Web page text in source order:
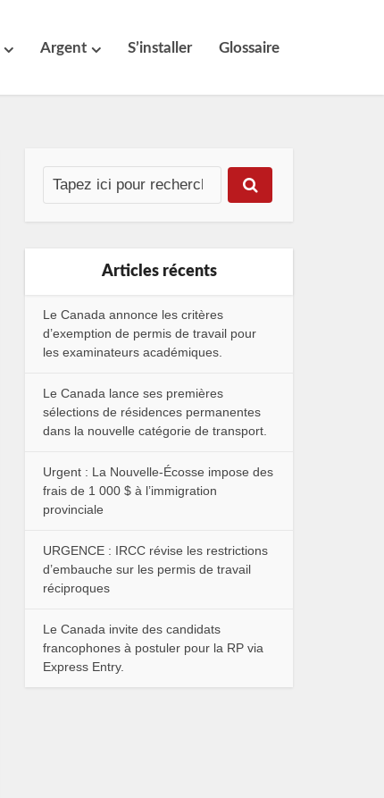
Argent S’installer Glossaire
Articles récents
Le Canada annonce les critères
d’exemption de permis de travail pour
les examinateurs académiques.
Le Canada lance ses premières
sélections de résidences permanentes
dans la nouvelle catégorie de transport.
Urgent : La Nouvelle-Écosse impose des
frais de 1 000 $ à l’immigration
provinciale
URGENCE : IRCC révise les restrictions
d’embauche sur les permis de travail
réciproques
Le Canada invite des candidats
francophones à postuler pour la RP via
Express Entry.